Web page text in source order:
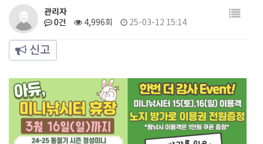
관리자
0건 4,996회 25-03-12 15:14
신고